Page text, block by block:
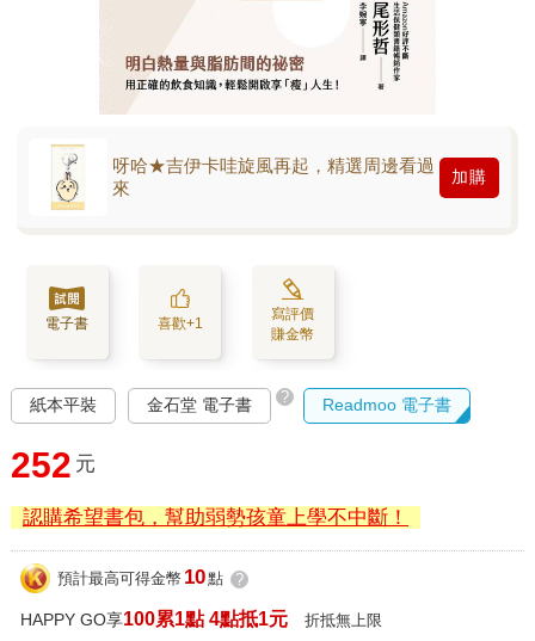
呀哈★吉伊卡哇旋風再起，精選周邊看過
來
加購
電子書 喜歡+1
寫評價
賺金幣
紙本平裝 金石堂 電子書 ? Readmoo 電子書
252 元
認購希望書包，幫助弱勢孩童上學不中斷！
預計最高可得金幣 10點 ?
HAPPY GO享100累1點 4點抵1元 折抵無上限